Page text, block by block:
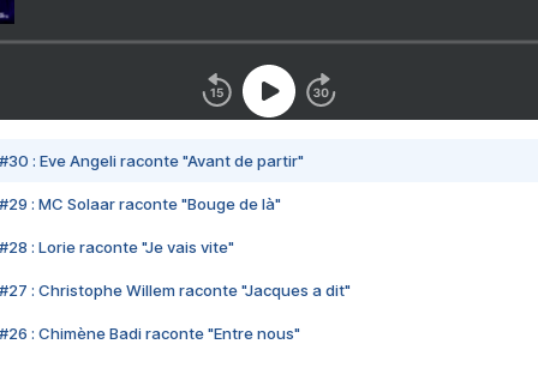
#30 : Eve Angeli raconte "Avant de partir"
#29 : MC Solaar raconte "Bouge de là"
#28 : Lorie raconte "Je vais vite"
#27 : Christophe Willem raconte "Jacques a dit"
#26 : Chimène Badi raconte "Entre nous"